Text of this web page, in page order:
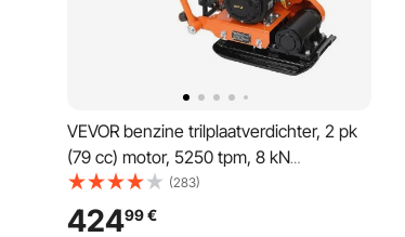
VEVOR benzine trilplaatverdichter, 2 pk
(79 cc) motor, 5250 tpm, 8 kN
verdichtingsdruk, 410x315 mm plaat,
handbediende trilplaat voor bestrating,
(283)
42499€